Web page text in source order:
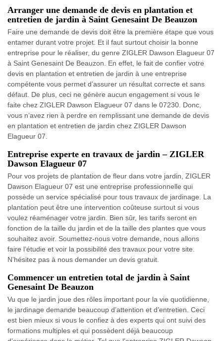
Arranger une demande de devis en plantation et
entretien de jardin à Saint Genesaint De Beauzon
Faire une demande de devis doit être la première étape que vous
entamer durant votre projet. Et il faut surtout choisir la bonne
entreprise pour le réaliser, du genre ZIGLER Dawson Elagueur 07
à Saint Genesaint De Beauzon. En effet, le fait de confier votre
devis en plantation et entretien de jardin à une entreprise
compétente vous permet d’assurer un résultat correcte et sans
défaut. De plus, ceci ne génère aucun engagement si vous le
faite chez ZIGLER Dawson Elagueur 07 dans le 07230. Donc,
vous n’avez rien à perdre en remplissant une demande de devis
en plantation et entretien de jardin chez ZIGLER Dawson
Elagueur 07.
Entreprise experte en travaux de jardin – ZIGLER
Dawson Elagueur 07
Pour vos projets de plantation de fleur dans votre jardin, ZIGLER
Dawson Elagueur 07 est une entreprise professionnelle qui
possède un service spécialisé pour tous travaux de jardinage. La
plantation peut être une intervention coûteuse surtout si vous
voulez réaménager votre jardin. Bien sûr, les tarifs seront en
fonction de la taille du jardin et de la taille des plantes que vous
souhaitez avoir. Soumettez-nous votre demande, nous allons
faire l’étudie et voir la possibilité des travaux pour votre site.
N’hésitez pas à nous demander un devis gratuit.
Commencer un entretien total de jardin à Saint
Genesaint De Beauzon
Vu que le jardin joue des rôles important pour la vie quotidienne,
le jardinage demande beaucoup d’attention et d’entretien. Ceci
est bien mieux si vous le confiez à des experts qui ont suivi des
formations multiples et qui possèdent déjà beaucoup